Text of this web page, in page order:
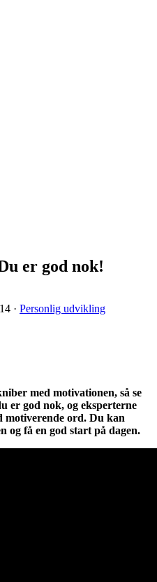
er god nok!
· Personlig udvikling
med motivationen, så se
er god nok, og eksperterne
motiverende ord. Du kan
og få en god start på dagen.